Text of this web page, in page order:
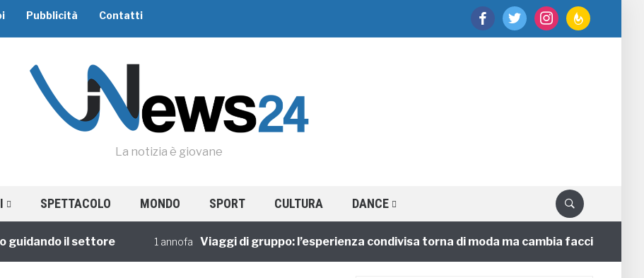
facebooktwitter instagramfeedburner
Pubblicità Contatti
La notizia è giovane
SPETTACOLO MONDO SPORT CULTURA DANCE
il settore 1 annofa Viaggi di gruppo: l’esperienza condivisa torna di moda ma cambia faccia